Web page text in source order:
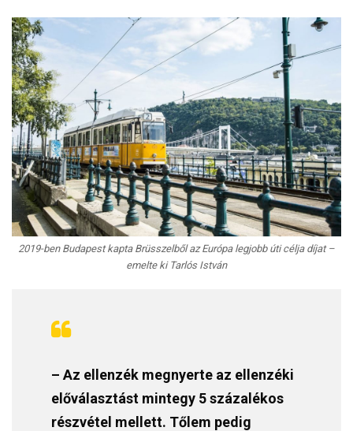
2019-ben Budapest kapta Brüsszelből az Európa legjobb úti célja díjat –
emelte ki Tarlós István
– Az ellenzék megnyerte az ellenzéki
előválasztást mintegy 5 százalékos
részvétel mellett. Tőlem pedig